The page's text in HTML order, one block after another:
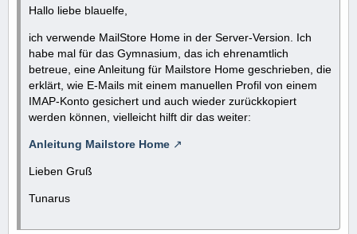
Hallo liebe blauelfe,
ich verwende MailStore Home in der Server-Version. Ich
habe mal für das Gymnasium, das ich ehrenamtlich
betreue, eine Anleitung für Mailstore Home geschrieben, die
erklärt, wie E-Mails mit einem manuellen Profil von einem
IMAP-Konto gesichert und auch wieder zurückkopiert
werden können, vielleicht hilft dir das weiter:
Anleitung Mailstore Home
Lieben Gruß
Tunarus